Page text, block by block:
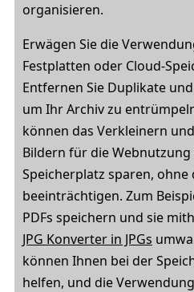
organisieren.
Erwägen Sie die
Festplatten oder Cloud-
Entfernen Sie Duplikate
um Ihr Archiv zu
können das Verkleinern
Bildern für die
Speicherplatz sparen, ohne
beeinträchtigen. Zum
PDFs speichern und sie
JPG Konverter in JPGs
können Ihnen bei der
helfen, und die